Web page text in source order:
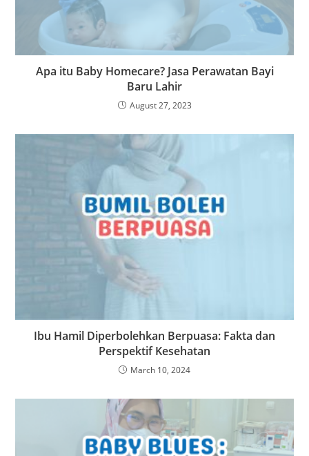
Apa itu Baby Homecare? Jasa Perawatan Bayi
Baru Lahir
August 27, 2023
Ibu Hamil Diperbolehkan Berpuasa: Fakta dan
Perspektif Kesehatan
March 10, 2024